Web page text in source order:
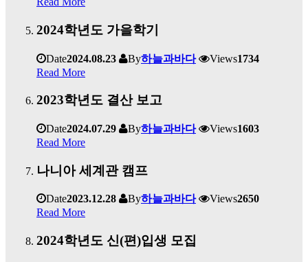
2024학년도 가을학기
Date2024.08.23 By하늘과바다 Views1734
Read More
2023학년도 결산 보고
Date2024.07.29 By하늘과바다 Views1603
Read More
나니아 세계관 캠프
Date2023.12.28 By하늘과바다 Views2650
Read More
2024학년도 신(편)입생 모집